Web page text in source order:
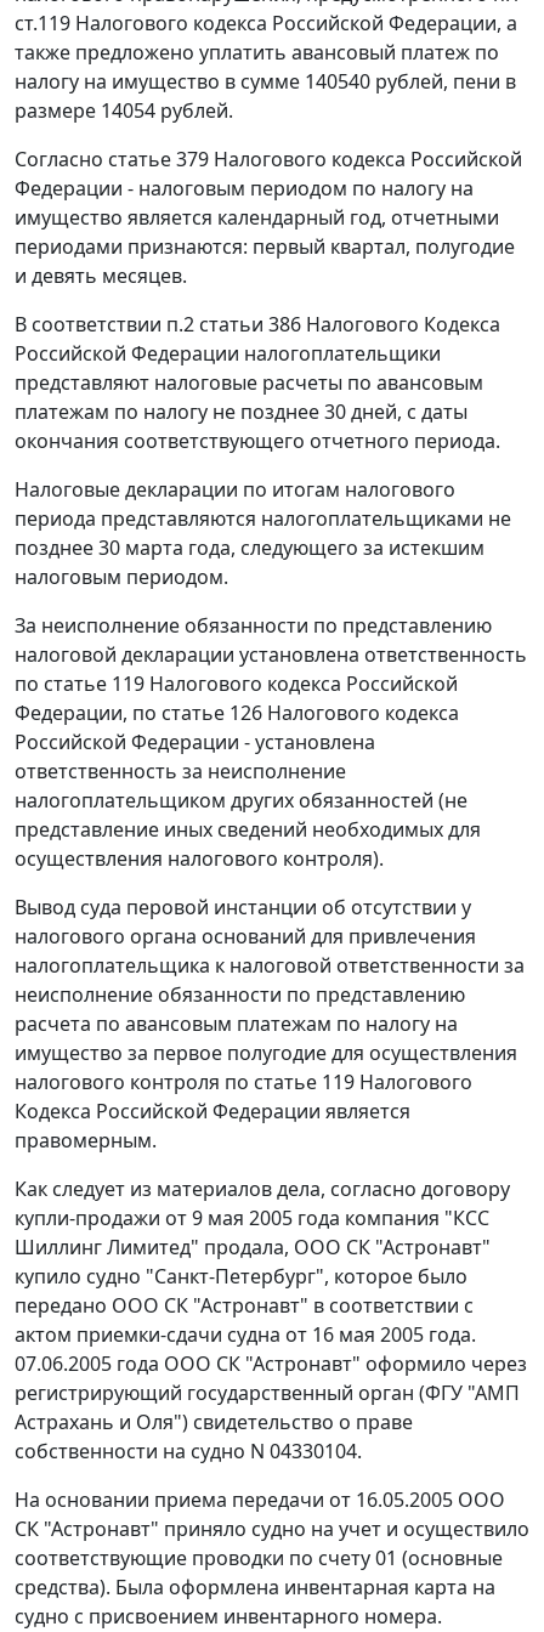
ст.119 Налогового кодекса Российской Федерации, а
также предложено уплатить авансовый платеж по
налогу на имущество в сумме 140540 рублей, пени в
размере 14054 рублей.
Согласно статье 379 Налогового кодекса Российской
Федерации - налоговым периодом по налогу на
имущество является календарный год, отчетными
периодами признаются: первый квартал, полугодие
и девять месяцев.
В соответствии п.2 статьи 386 Налогового Кодекса
Российской Федерации налогоплательщики
представляют налоговые расчеты по авансовым
платежам по налогу не позднее 30 дней, с даты
окончания соответствующего отчетного периода.
Налоговые декларации по итогам налогового
периода представляются налогоплательщиками не
позднее 30 марта года, следующего за истекшим
налоговым периодом.
За неисполнение обязанности по представлению
налоговой декларации установлена ответственность
по статье 119 Налогового кодекса Российской
Федерации, по статье 126 Налогового кодекса
Российской Федерации - установлена
ответственность за неисполнение
налогоплательщиком других обязанностей (не
представление иных сведений необходимых для
осуществления налогового контроля).
Вывод суда перовой инстанции об отсутствии у
налогового органа оснований для привлечения
налогоплательщика к налоговой ответственности за
неисполнение обязанности по представлению
расчета по авансовым платежам по налогу на
имущество за первое полугодие для осуществления
налогового контроля по статье 119 Налогового
Кодекса Российской Федерации является
правомерным.
Как следует из материалов дела, согласно договору
купли-продажи от 9 мая 2005 года компания "КСС
Шиллинг Лимитед" продала, ООО СК "Астронавт"
купило судно "Санкт-Петербург", которое было
передано ООО СК "Астронавт" в соответствии с
актом приемки-сдачи судна от 16 мая 2005 года.
07.06.2005 года ООО СК "Астронавт" оформило через
регистрирующий государственный орган (ФГУ "АМП
Астрахань и Оля") свидетельство о праве
собственности на судно N 04330104.
На основании приема передачи от 16.05.2005 ООО
СК "Астронавт" приняло судно на учет и осуществило
соответствующие проводки по счету 01 (основные
средства). Была оформлена инвентарная карта на
судно с присвоением инвентарного номера.